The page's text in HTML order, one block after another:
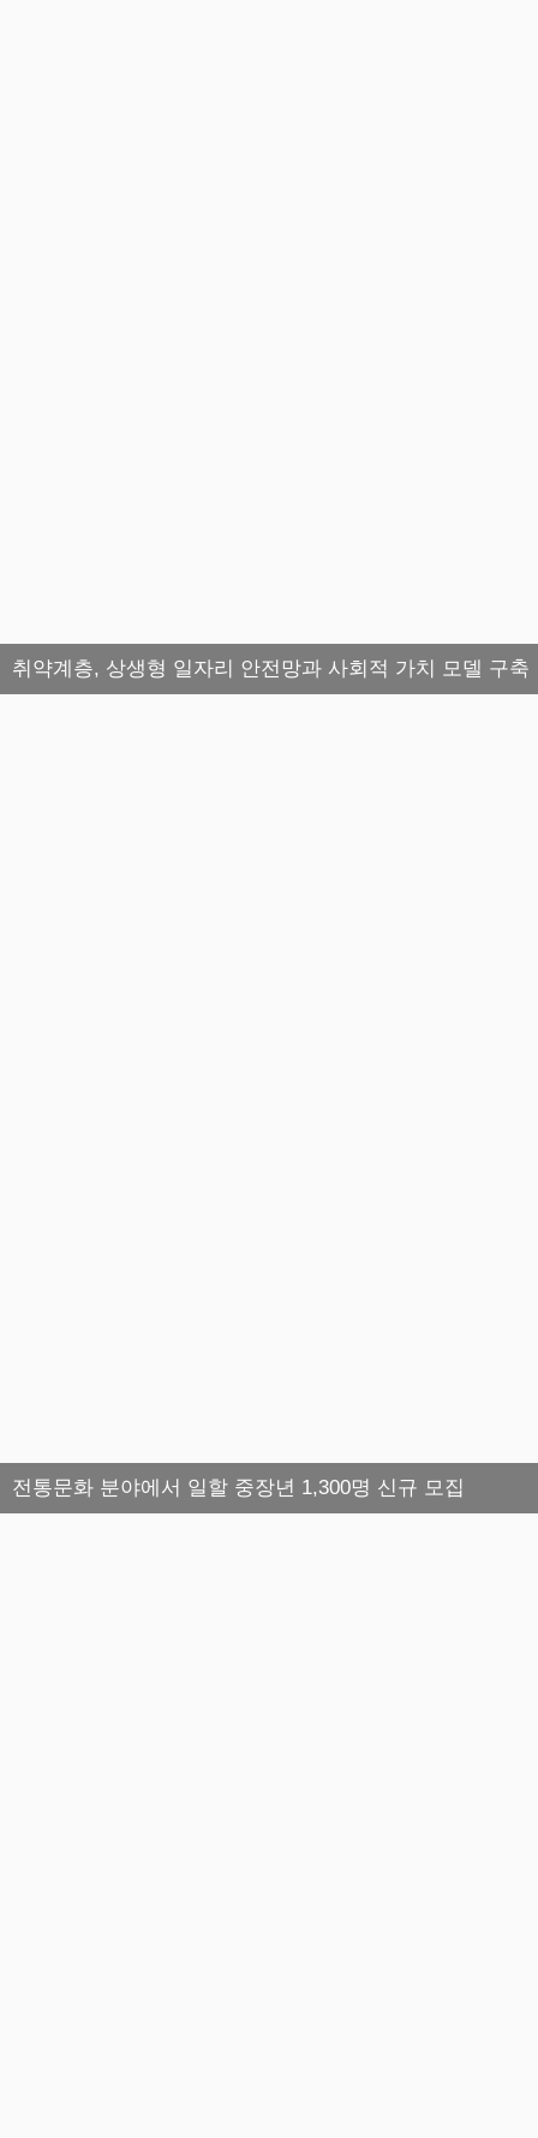
취약계층, 상생형 일자리 안전망과 사회적 가치 모델 구축
전통문화 분야에서 일할 중장년 1,300명 신규 모집